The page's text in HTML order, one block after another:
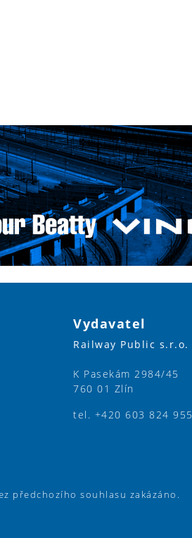
Vydavatel
Railway Public s.r.o.
K Pasekám 2984/45
760 01 Zlín
tel. +420 603 824 955
předchozího souhlasu zakázáno.